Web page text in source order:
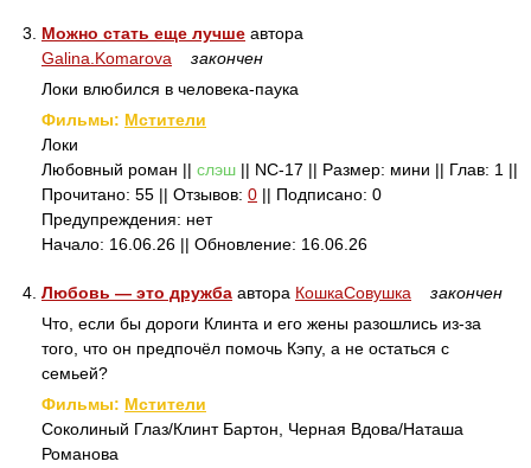
3. Можно стать еще лучше автора
Galina.Komarova
закончен
Локи влюбился в человека-паука
Фильмы: Мстители
Локи
Любовный роман || слэш || NC-17 || Размер: мини || Глав: 1 ||
Прочитано: 55 || Отзывов: 0 || Подписано: 0
Предупреждения: нет
Начало: 16.06.26 || Обновление: 16.06.26
4. Любовь — это дружба автора КошкаСовушка
закончен
Что, если бы дороги Клинта и его жены разошлись из-за
того, что он предпочёл помочь Кэпу, а не остаться с
семьей?
Фильмы: Мстители
Соколиный Глаз/Клинт Бартон, Черная Вдова/Наташа
Романова